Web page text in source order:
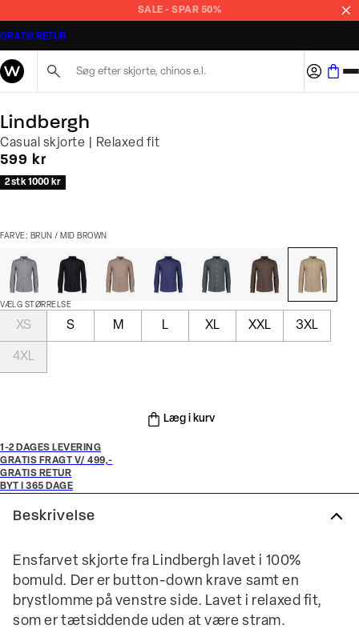
SALE - SPAR 50%
GRATIS RETUR
Lindbergh
Casual skjorte | Relaxed fit
I alt (inkl. rabat)
599 kr
2 stk 1000 kr
FARVE: BRUN / MID BROWN
VÆLG STØRRELSE
XS S M L XL XXL 3XL
4XL
Læg i kurv
1-2 DAGES LEVERING
GRATIS FRAGT V/ 499,-
GRATIS RETUR
BYT I 365 DAGE
Beskrivelse
Ensfarvet skjorte fra Lindbergh lavet i 100%
bomuld. Der er button-down krave samt en
brystlomme på venstre side. Lavet i relaxed fit,
som er tætsiddende uden at være stram.